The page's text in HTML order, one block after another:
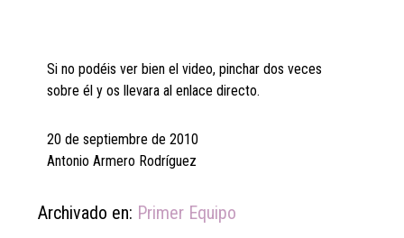
Si no podéis ver bien el video, pinchar dos veces
sobre él y os llevara al enlace directo.
20 de septiembre de 2010
Antonio Armero Rodríguez
Archivado en: Primer Equipo